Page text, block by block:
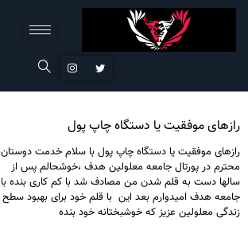
رازهای موفقیت یا دستگاه چاپ پول
رازهای موفقیت یا دستگاه چاپ پول با سلام خدمت دوستان
محترم در پورتال جامعه معلولین هدف ،خوشحالم پس از
سالها دست به قلم شدن من مصادف شد با کم کاری بنده با
جامعه هدف امیدوارم بعد این با قلم خود برای بهبود سطح
زندگی معلولین عزیز که خوشبختانه خود بنده